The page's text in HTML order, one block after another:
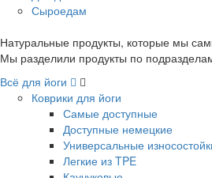
Сыроедам
Натуральные продукты, которые мы
Мы разделили продукты по
Всё для йоги
Коврики для йоги
Самые доступные
Доступные немецкие
Универсальные
Легкие из TPE